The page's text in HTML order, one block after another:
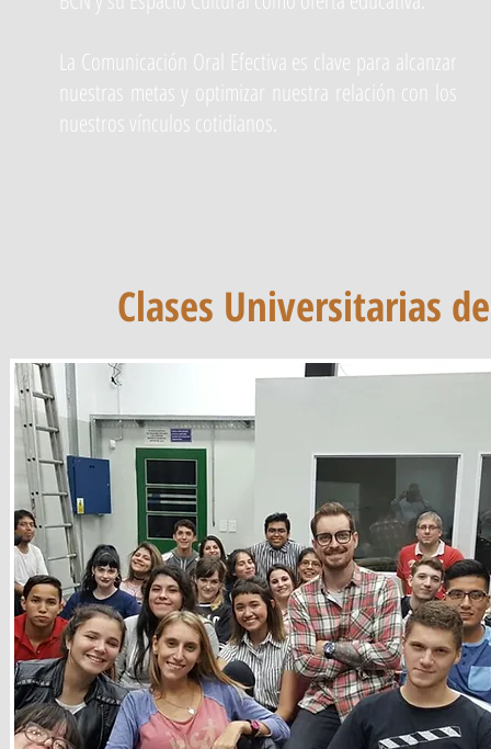
La Comunicación Oral Efectiva es clave para alcanzar
nuestras metas y optimizar nuestra relación con los
nuestros vínculos cotidianos.
Clases Universitarias